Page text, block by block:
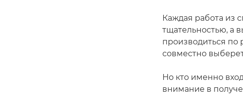
Каждая работа из
тщательностью, а
производиться по
совместно
Но кто именно
внимание в